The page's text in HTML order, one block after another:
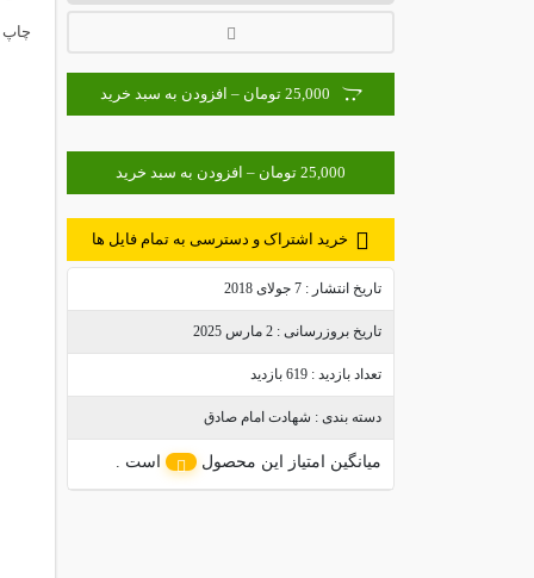
25,000 تومان – افزودن به سبد خرید
خرید اشتراک و دسترسی به تمام فایل ها
تاریخ انتشار : 7 جولای 2018
تاریخ بروزرسانی : 2 مارس 2025
تعداد بازدید : 619 بازدید
دسته بندی : شهادت امام صادق
میانگین امتیاز این محصول است .
چاپ